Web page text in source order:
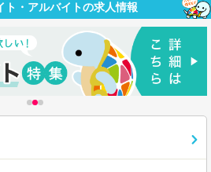
ト・アルバイトの求人情報